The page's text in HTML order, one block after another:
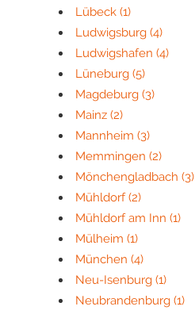
Lübeck (1)
Ludwigsburg (4)
Ludwigshafen (4)
Lüneburg (5)
Magdeburg (3)
Mainz (2)
Mannheim (3)
Memmingen (2)
Mönchengladbach (3)
Mühldorf(2)
Mühldorf am Inn (1)
Mülheim (1)
München (4)
Neu-Isenburg (1)
Neubrandenburg (1)